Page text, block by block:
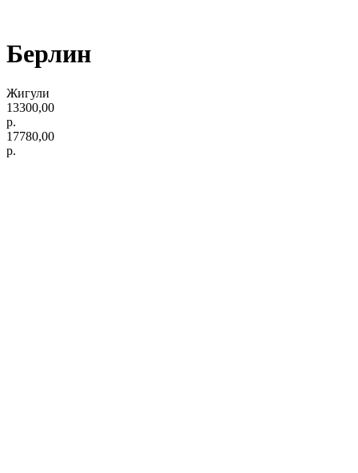
Берлин
Жигули
13300,00
р.
17780,00
р.